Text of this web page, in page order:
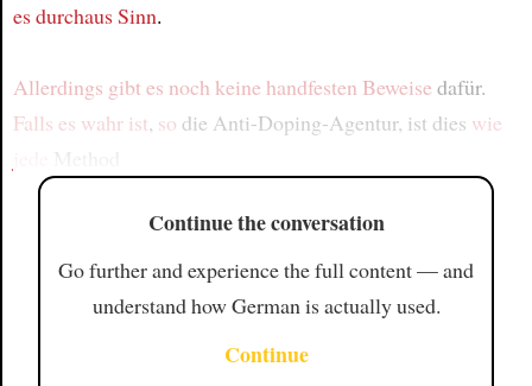
es durchaus Sinn.
Allerdings gibt es noch keine handfesten Beweise dafür.
Falls es wahr ist, so die Anti-Doping-Agentur, ist dies wie
Continue the conversation
Go further and experience the full content — and
understand how German is actually used.
Continue